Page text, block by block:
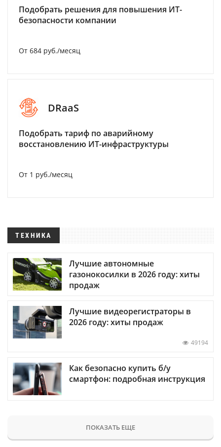
Подобрать решения для повышения ИТ-
безопасности компании
От 684 руб./месяц
DRaaS
Подобрать тариф по аварийному
восстановлению ИТ-инфраструктуры
От 1 руб./месяц
ТЕХНИКА
Лучшие автономные
газонокосилки в 2026 году: хиты
продаж
Лучшие видеорегистраторы в
2026 году: хиты продаж
49194
Как безопасно купить б/у
смартфон: подробная инструкция
ПОКАЗАТЬ ЕЩЕ